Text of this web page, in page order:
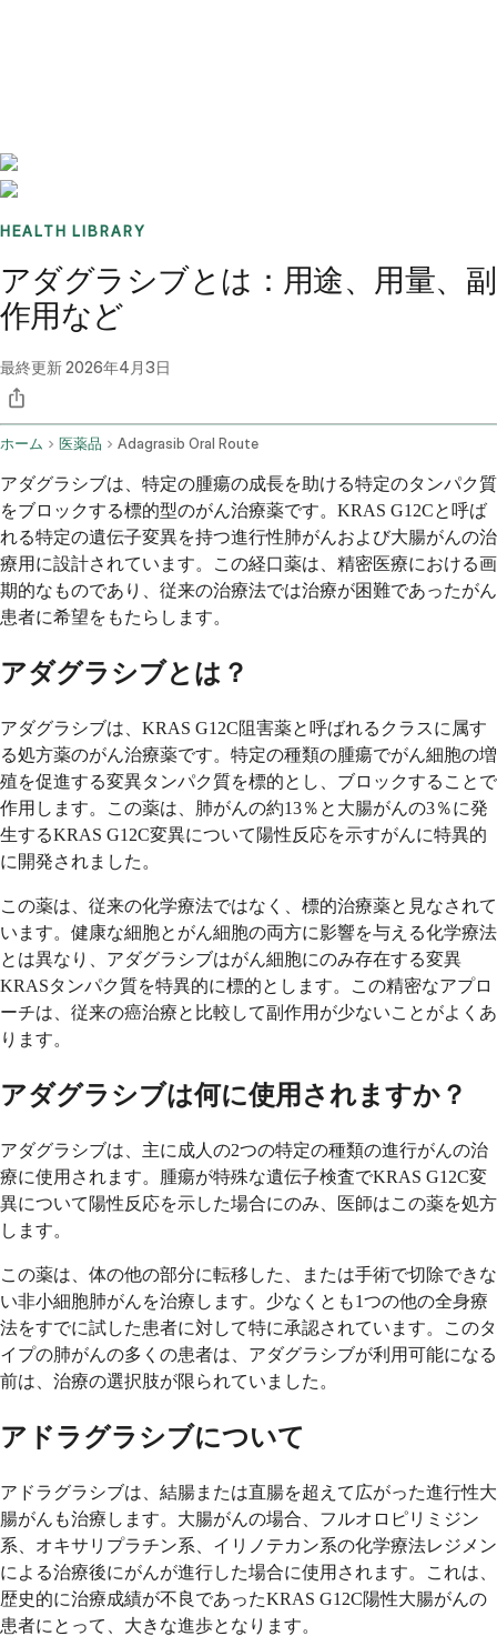
HEALTH LIBRARY
アダグラシブとは：用途、用量、副
作用など
最終更新2026年4月3日
ホーム 医薬品 Adagrasib Oral Route
アダグラシブは、特定の腫瘍の成長を助ける特定のタンパク質
をブロックする標的型のがん治療薬です。KRAS G12Cと呼ば
れる特定の遺伝子変異を持つ進行性肺がんおよび大腸がんの治
療用に設計されています。この経口薬は、精密医療における画
期的なものであり、従来の治療法では治療が困難であったがん
患者に希望をもたらします。
アダグラシブとは？
アダグラシブは、KRAS G12C阻害薬と呼ばれるクラスに属す
る処方薬のがん治療薬です。特定の種類の腫瘍でがん細胞の増
殖を促進する変異タンパク質を標的とし、ブロックすることで
作用します。この薬は、肺がんの約13％と大腸がんの3％に発
生するKRAS G12C変異について陽性反応を示すがんに特異的
に開発されました。
この薬は、従来の化学療法ではなく、標的治療薬と見なされて
います。健康な細胞とがん細胞の両方に影響を与える化学療法
とは異なり、アダグラシブはがん細胞にのみ存在する変異
KRASタンパク質を特異的に標的とします。この精密なアプロ
ーチは、従来の癌治療と比較して副作用が少ないことがよくあ
ります。
アダグラシブは何に使用されますか？
アダグラシブは、主に成人の2つの特定の種類の進行がんの治
療に使用されます。腫瘍が特殊な遺伝子検査でKRAS G12C変
異について陽性反応を示した場合にのみ、医師はこの薬を処方
します。
この薬は、体の他の部分に転移した、または手術で切除できな
い非小細胞肺がんを治療します。少なくとも1つの他の全身療
法をすでに試した患者に対して特に承認されています。このタ
イプの肺がんの多くの患者は、アダグラシブが利用可能になる
前は、治療の選択肢が限られていました。
アドラグラシブについて
アドラグラシブは、結腸または直腸を超えて広がった進行性大
腸がんも治療します。大腸がんの場合、フルオロピリミジン
系、オキサリプラチン系、イリノテカン系の化学療法レジメン
による治療後にがんが進行した場合に使用されます。これは、
歴史的に治療成績が不良であったKRAS G12C陽性大腸がんの
患者にとって、大きな進歩となります。